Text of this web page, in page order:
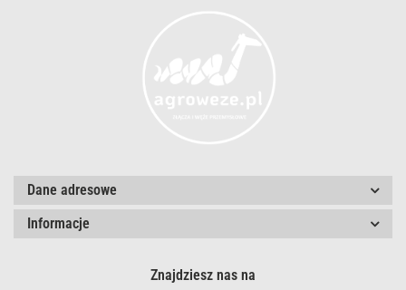
Dane adresowe
Informacje
Znajdziesz nas na